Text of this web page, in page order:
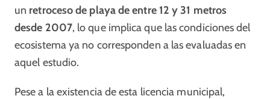
un retroceso de playa de entre 12 y 31 metros
desde 2007, lo que implica que las condiciones del
ecosistema ya no corresponden a las evaluadas en
aquel estudio.
Pese a la existencia de esta licencia municipal,